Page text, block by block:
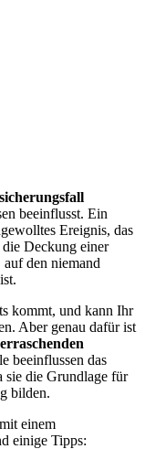
beeinflusst. Ein
Ereignis, das
Deckung einer
den niemand
kommt, und kann Ihr
Aber genau dafür ist
beeinflussen das
sie die Grundlage für
bilden.
einem
einige Tipps: